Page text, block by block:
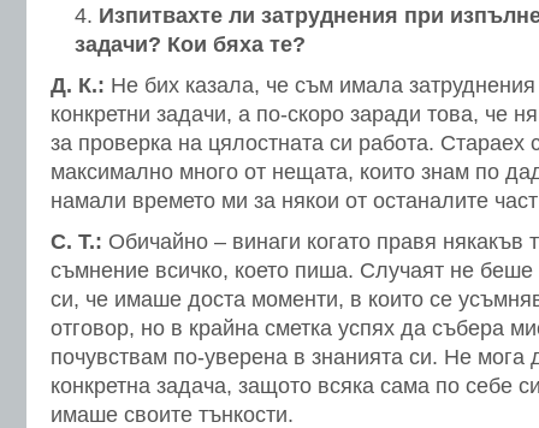
Изпитвахте ли затруднения при
задачи? Кои бяха те?
Д. К.: Не бих казала, че съм имала
конкретни задачи, а по-скоро заради това, че
за проверка на цялостната си работа. Стараех
максимално много от нещата, които знам по
намали времето ми за някои от останалите
С. Т.: Обичайно – винаги когато правя някакъв
съмнение всичко, което пиша. Случаят не
си, че имаше доста моменти, в които се
отговор, но в крайна сметка успях да събера
почувствам по-уверена в знанията си. Не мога
конкретна задача, защото всяка сама по себе
имаше своите тънкости.